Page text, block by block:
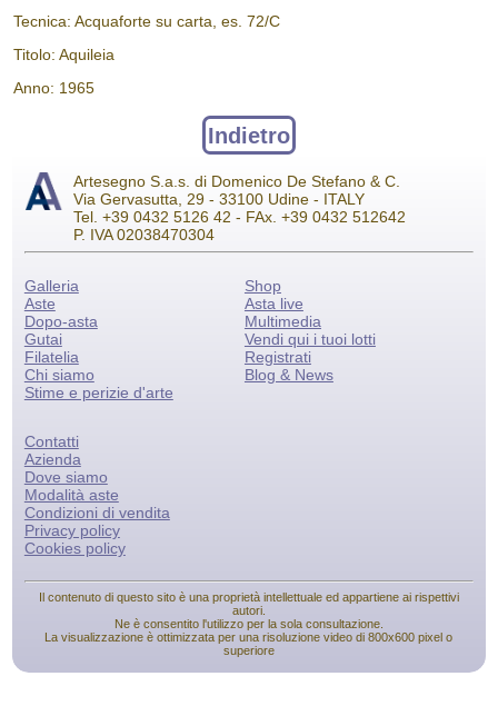
Tecnica: Acquaforte su carta, es. 72/C
Titolo: Aquileia
Anno: 1965
Indietro
Artesegno S.a.s. di Domenico De Stefano & C.
Via Gervasutta, 29 - 33100 Udine - ITALY
Tel. +39 0432 5126 42 - FAx. +39 0432 512642
P. IVA 02038470304
Galleria
Aste
Dopo-asta
Gutai
Filatelia
Chi siamo
Stime e perizie d'arte
Shop
Asta live
Multimedia
Vendi qui i tuoi lotti
Registrati
Blog & News
Contatti
Azienda
Dove siamo
Modalità aste
Condizioni di vendita
Privacy policy
Cookies policy
Il contenuto di questo sito è una proprietà intellettuale ed appartiene ai rispettivi
autori.
Ne è consentito l'utilizzo per la sola consultazione.
La visualizzazione è ottimizzata per una risoluzione video di 800x600 pixel o
superiore